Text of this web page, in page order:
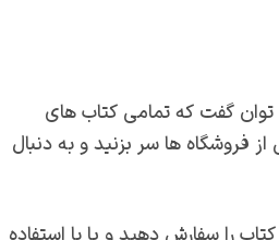
توان گفت که تمامی کتاب های
فروشگاه ها سر بزنید و به دنبال